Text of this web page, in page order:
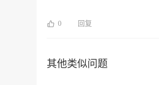
0 回复
其他类似问题